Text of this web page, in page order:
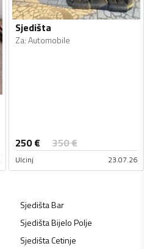
Sjedišta
Za:Automobile
250€ 350€
Ulcinj 23.07.26
SjedištaBar
SjedištaBijelo Polje
SjedištaCetinje